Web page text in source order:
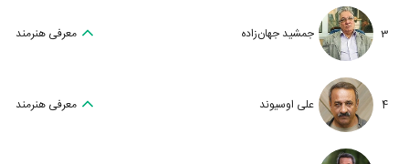
3 جمشید جهان‌زاده معرفی هنرمند
4 علی اوسیوند معرفی هنرمند